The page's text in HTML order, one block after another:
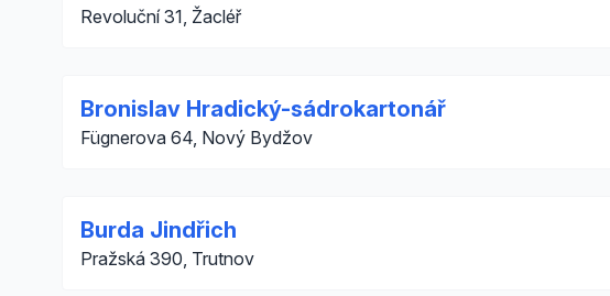
Revoluční 31, Žacléř
Bronislav Hradický-sádrokartonář
Fügnerova 64, Nový Bydžov
Burda Jindřich
Pražská 390, Trutnov